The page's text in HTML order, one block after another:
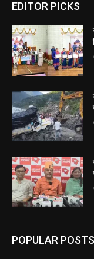
EDITOR PICKS
POPULAR POSTS